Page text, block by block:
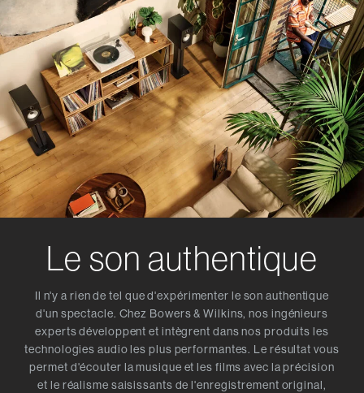
Le son authentique
Il n'y a rien de tel que d'expérimenter le son authentique
d'un spectacle. Chez Bowers & Wilkins, nos ingénieurs
experts développent et intègrent dans nos produits les
technologies audio les plus performantes. Le résultat vous
permet d'écouter la musique et les films avec la précision
et le réalisme saisissants de l'enregistrement original,